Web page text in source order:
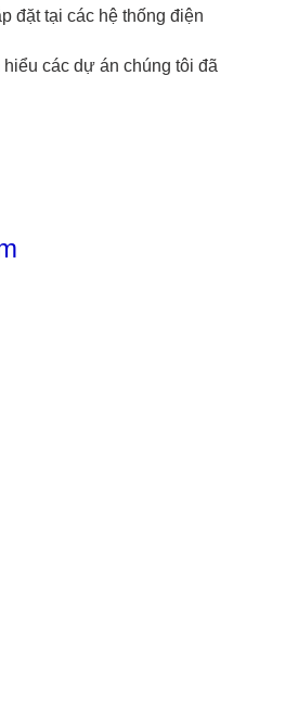
đặt tại các hệ thống điện
các dự án chúng tôi đã